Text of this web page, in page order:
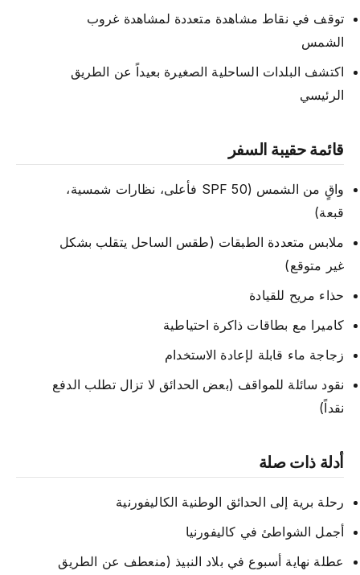
توقف في نقاط مشاهدة متعددة لمشاهدة غروب
الشمس
اكتشف البلدات الساحلية الصغيرة بعيداً عن الطريق
الرئيسي
قائمة حقيبة السفر
واقٍ من الشمس (SPF 50 فأعلى، نظارات شمسية،
قبعة)
ملابس متعددة الطبقات (طقس الساحل يتقلب بشكل
غير متوقع)
حذاء مريح للقيادة
كاميرا مع بطاقات ذاكرة احتياطية
زجاجة ماء قابلة لإعادة الاستخدام
نقود سائلة للمواقف (بعض الحدائق لا تزال تطلب الدفع
نقداً)
أدلة ذات صلة
رحلة برية إلى الحدائق الوطنية الكاليفورنية
أجمل الشواطئ في كاليفورنيا
عطلة نهاية أسبوع في بلاد النبيذ (منعطف عن الطريق